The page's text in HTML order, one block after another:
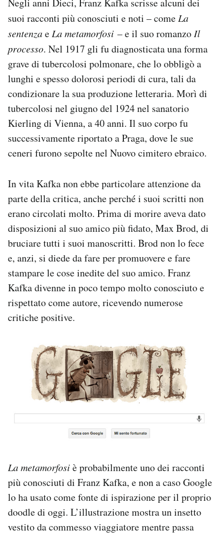
suoi racconti più conosciuti e noti – come La
sentenzae La metamorfosi – e il suo romanzo Il
processo. Nel 1917 gli fu diagnosticata una forma
grave di tubercolosi polmonare, che lo obbligò a
lunghi e spesso dolorosi periodi di cura, tali da
condizionare la sua produzione letteraria. Morì di
tubercolosi nel giugno del 1924 nel sanatorio
Kierling di Vienna, a 40 anni. Il suo corpo fu
successivamente riportato a Praga, dove le sue
ceneri furono sepolte nel Nuovo cimitero ebraico.
In vita Kafka non ebbe particolare attenzione da
parte della critica, anche perché i suoi scritti non
erano circolati molto. Prima di morire aveva dato
disposizioni al suo amico più fidato, Max Brod, di
bruciare tutti i suoi manoscritti. Brod non lo fece
e, anzi, si diede da fare per promuovere e fare
stampare le cose inedite del suo amico. Franz
Kafka divenne in poco tempo molto conosciuto e
rispettato come autore, ricevendo numerose
critiche positive.
La metamorfosiè probabilmente uno dei racconti
più conosciuti di Franz Kafka, e non a caso Google
lo ha usato come fonte di ispirazione per il proprio
doodle di oggi. L’illustrazione mostra un insetto
vestito da commesso viaggiatore mentre passa